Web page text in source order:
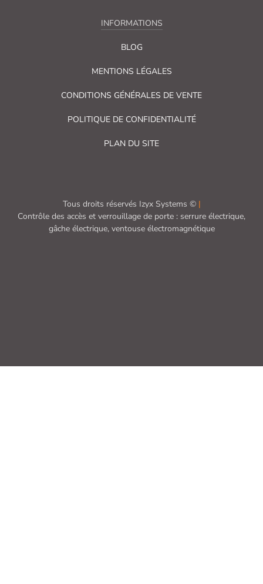
INFORMATIONS
BLOG
MENTIONS LÉGALES
CONDITIONS GÉNÉRALES DE VENTE
POLITIQUE DE CONFIDENTIALITÉ
PLAN DU SITE
Tous droits réservés Izyx Systems © |
Contrôle des accès et verrouillage de porte : serrure électrique,
gâche électrique, ventouse électromagnétique